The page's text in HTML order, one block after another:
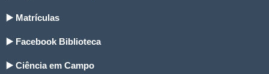
▶️ Matrículas
▶️ Facebook Biblioteca
▶️ Ciência em Campo